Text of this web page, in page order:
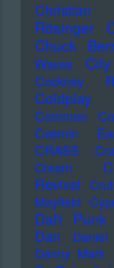
Christian
Rösinger
Chuck
Waves
City
Cockney
Coldplay
Common
Cosmic
CRASS
Cream
Revival
Mayfield
Daft Punk
Dan
Danny Mark